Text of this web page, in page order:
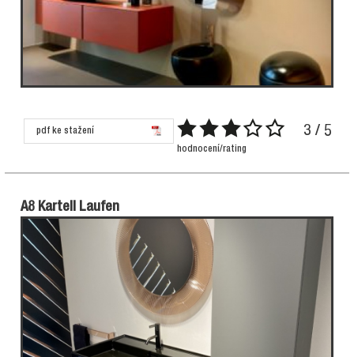
pdf ke stažení 3 / 5
hodnocení/rating
A8 Kartell Laufen